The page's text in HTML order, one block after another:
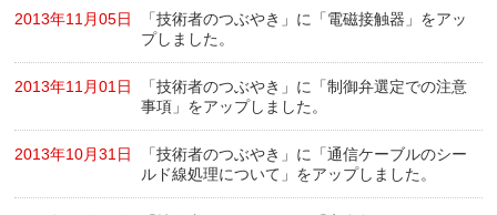
2013年11月05日
「技術者のつぶやき」に「電磁接触器」をアッ
プしました。
2013年11月01日
「技術者のつぶやき」に「制御弁選定での注意
事項」をアップしました。
2013年10月31日
「技術者のつぶやき」に「通信ケーブルのシー
ルド線処理について」をアップしました。